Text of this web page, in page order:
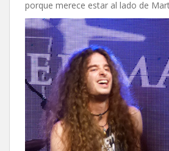
porque merece estar al lado de